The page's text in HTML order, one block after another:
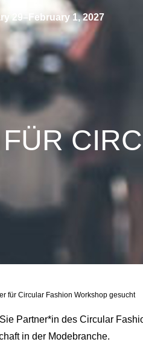
29–February 1, 2027
für Circular Fashion Workshop gesucht
Partner*in des Circular
in der Modebranche.